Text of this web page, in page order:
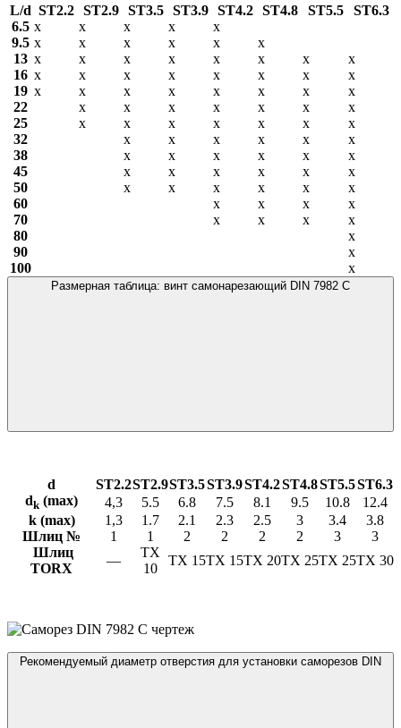
L/d ST2.2 ST2.9 ST3.5 ST3.9 ST4.2 ST4.8 ST5.5
ST6.3
6.5 х х х х
х
9.5 х х х х х
х
13 х х х х х х х
х
16 х х х х х х х
х
19 х х х х х х х
х
22
х х х х х х
х
25
х х х х х х
х
32
х х х х х
х
38
х х х х х
х
45
х х х х х
х
50
х х х х х
х
60
х х х
х
70
х х х
х
80
х
90
х
100
х
Размерная таблица: винт самонарезающий DIN 7982 С
d ST2.2ST2.9ST3.5ST3.9ST4.2ST4.8ST5.5ST6.3
dk (max) 4,3 5.5 6.8 7.5 8.1 9.5 10.8
12.4
k (max)
1,3 1.7 2.1 2.3 2.5 3 3.4
3.8
Шлиц №
1 1 2 2 2 2 3
3
Шлиц
TORX
—
TX
10
TX 15TX 15TX 20TX 25TX 25TX 30
Рекомендуемый диаметр отверстия для установки саморезов DIN